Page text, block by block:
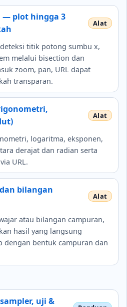
— plot hingga 3
titik potong sumbu x,
melalui bisection dan
zoom, pan, URL dapat
transparan.
logaritma, eksponen,
derajat dan radian serta
URL.
bilangan
atau bilangan campuran,
hasil yang langsung
dengan bentuk campuran dan
uji &